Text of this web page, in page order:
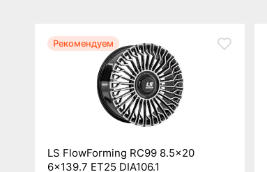
Рекомендуем
LS FlowForming RC99 8.5x20
6x139.7 ET25 DIA106.1